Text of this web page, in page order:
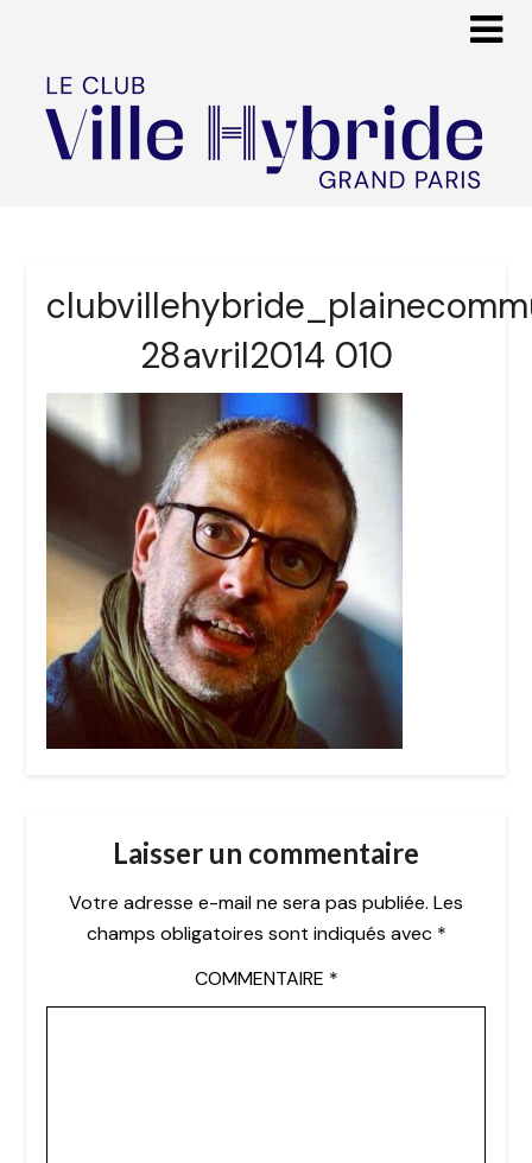
28avril2014 010
Laisser un commentaire
Votre adresse e-mail ne sera pas publiée. Les
champs obligatoires sont indiqués avec *
COMMENTAIRE *